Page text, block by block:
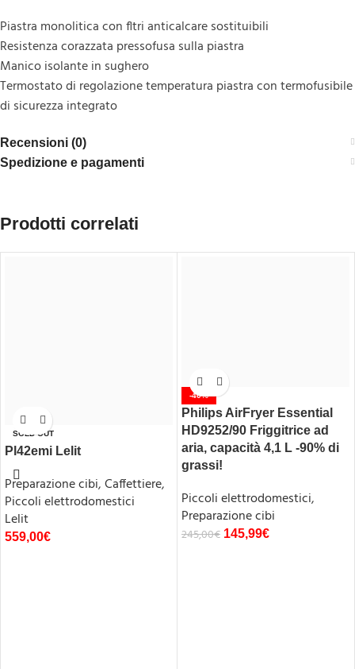
Piastra monolitica confltrianticalcare sostituibili
Resistenza corazzata pressofusa sulla piastra
Manico isolante in sughero
Termostato di regolazione temperatura piastracontermofusibile
di sicurezza integrato
Recensioni (0)
Spedizione e pagamenti
Prodotti correlati
SOLD OUT
Pl42emi Lelit
Preparazione cibi,Caffettiere,
Piccoli elettrodomestici
Lelit
559,00€
-40%
Philips AirFryer Essential
HD9252/90 Friggitrice ad
aria, capacità 4,1 L -90% di
grassi!
Piccoli elettrodomestici,
Preparazione cibi
245,00€ 145,99€